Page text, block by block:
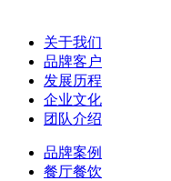
关于我们
品牌客户
发展历程
企业文化
团队介绍
品牌案例
餐厅餐饮